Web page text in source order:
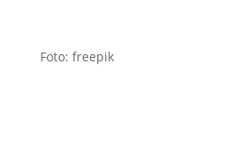
Foto: freepik